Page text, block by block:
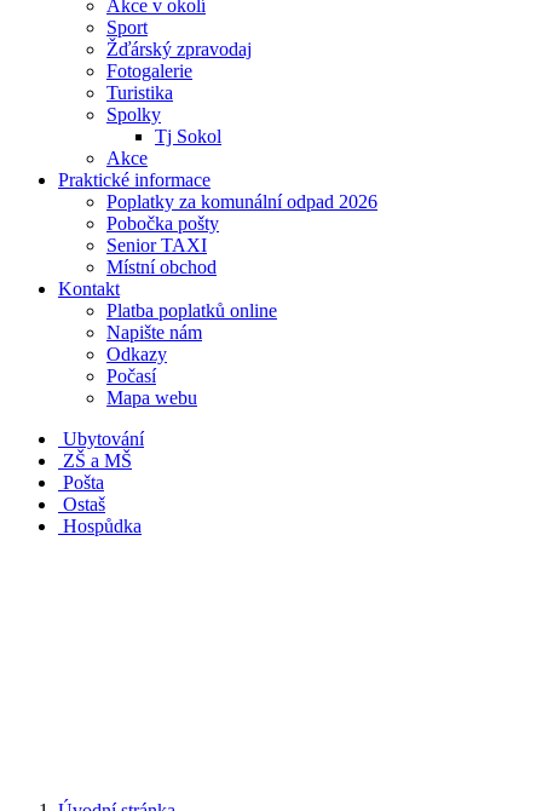
Akce v okolí
Sport
Žďárský zpravodaj
Fotogalerie
Turistika
Spolky
Tj Sokol
Akce
Praktické informace
Poplatky za komunální odpad 2026
Pobočka pošty
Senior TAXI
Místní obchod
Kontakt
Platba poplatků online
Napište nám
Odkazy
Počasí
Mapa webu
Ubytování
ZŠ a MŠ
Pošta
Ostaš
Hospůdka